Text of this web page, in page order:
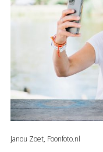
Janou Zoet, Foonfoto.nl